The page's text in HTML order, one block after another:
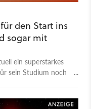
den Start ins
sogar mit
ein superstarkes
sein Studium noch